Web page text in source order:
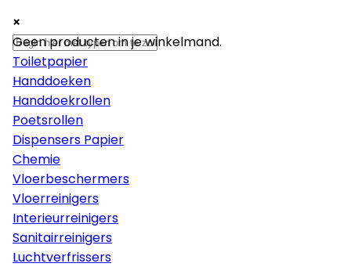
×
Papier
Toiletpapier
Handdoeken
Handdoekrollen
Poetsrollen
Dispensers Papier
Chemie
Vloerbeschermers
Vloerreinigers
Interieurreinigers
Sanitairreinigers
Luchtverfrissers
×
×
Geen producten in je winkelmand.